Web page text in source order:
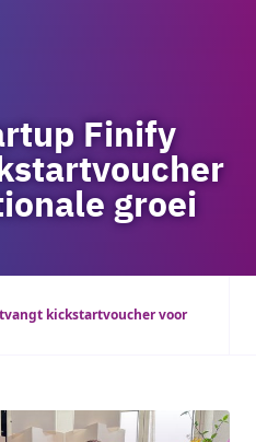
Finify
groei
kickstartvoucher voor